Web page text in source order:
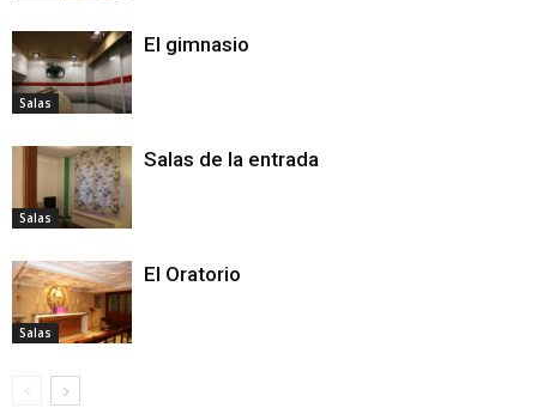
Salas
El gimnasio
Salas
Salas de la entrada
Salas
El Oratorio